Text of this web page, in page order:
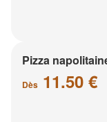
Pizza
Dès 11.50 €